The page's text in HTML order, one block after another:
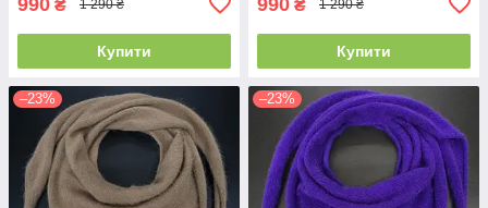
₴ 1 290 ₴
Купити
₴ 1 290 ₴
Купити
–23% –23%